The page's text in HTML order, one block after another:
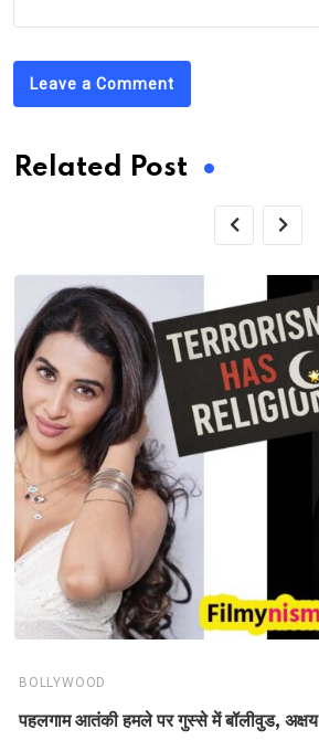
Leave a Comment
Related Post
BOLLYWOOD
पहलगाम आतंकी हमले पर गुस्से में बॉलीवुड, अक्षय